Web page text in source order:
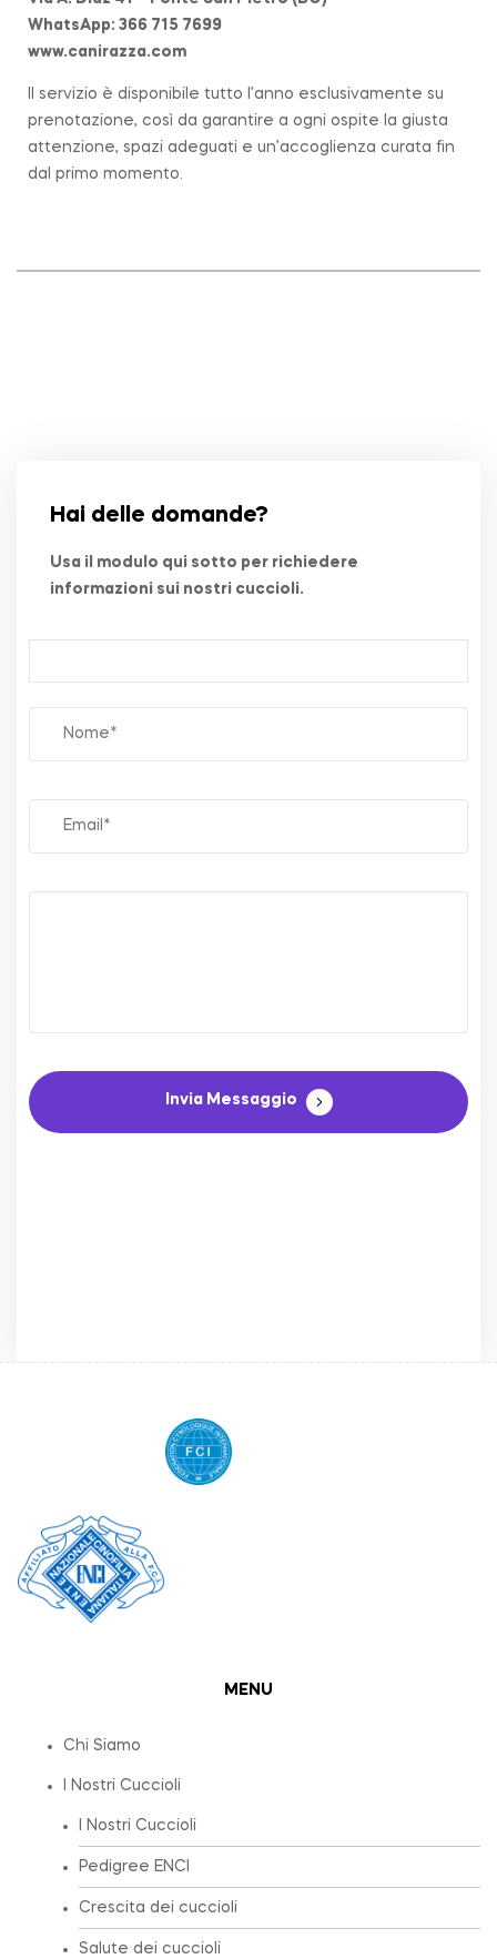
WhatsApp: 366 715 7699
www.canirazza.com
Il servizio è disponibile tutto l’anno esclusivamente su
prenotazione, così da garantire a ogni ospite la giusta
attenzione, spazi adeguati e un’accoglienza curata fin
dal primo momento.
Hai delle domande?
Usa il modulo qui sotto per richiedere
informazioni sui nostri cuccioli.
Invia Messaggio
MENU
Chi Siamo
I Nostri Cuccioli
I Nostri Cuccioli
Pedigree ENCI
Crescita dei cuccioli
Salute dei cuccioli